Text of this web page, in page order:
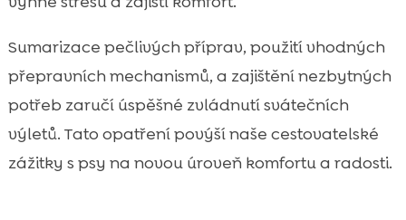
Sumarizace pečlivých příprav, použití vhodných
přepravních mechanismů, a zajištění nezbytných
potřeb zaručí úspěšné zvládnutí svátečních
výletů. Tato opatření povýší naše cestovatelské
zážitky s psy na novou úroveň komfortu a radosti.